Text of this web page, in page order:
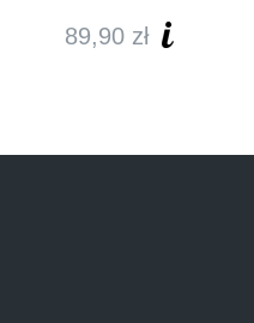
89,90 zł